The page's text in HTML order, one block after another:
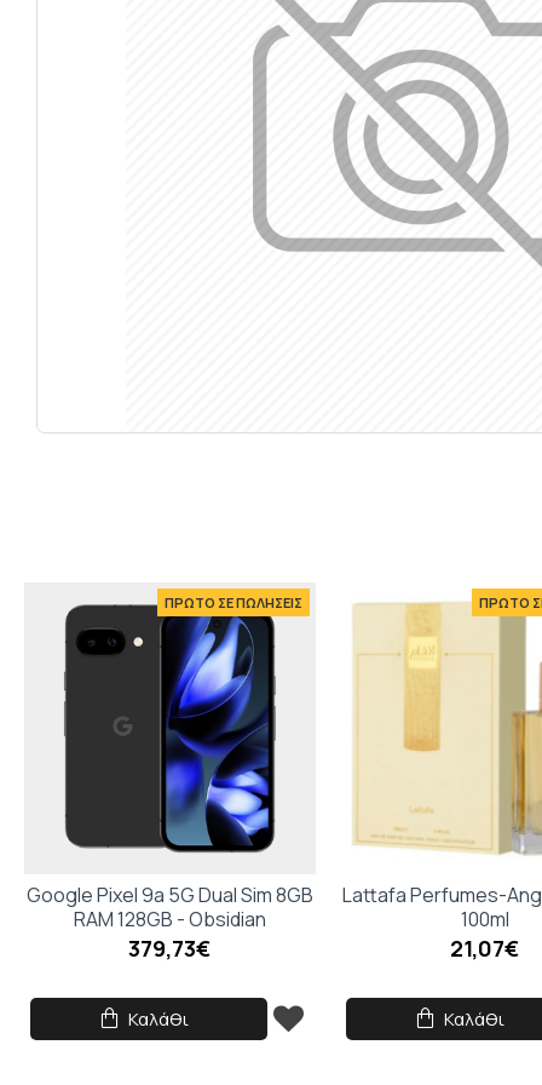
ΠΡΩΤΟ ΣΕ ΠΩΛΗΣΕΙΣ
Google Pixel 9a 5G Dual Sim 8GB
RAM 128GB - Obsidian
379,73€
Καλάθι
ΠΡΩΤΟ
Lattafa Perfumes-
100ml
21,07€
Καλάθι